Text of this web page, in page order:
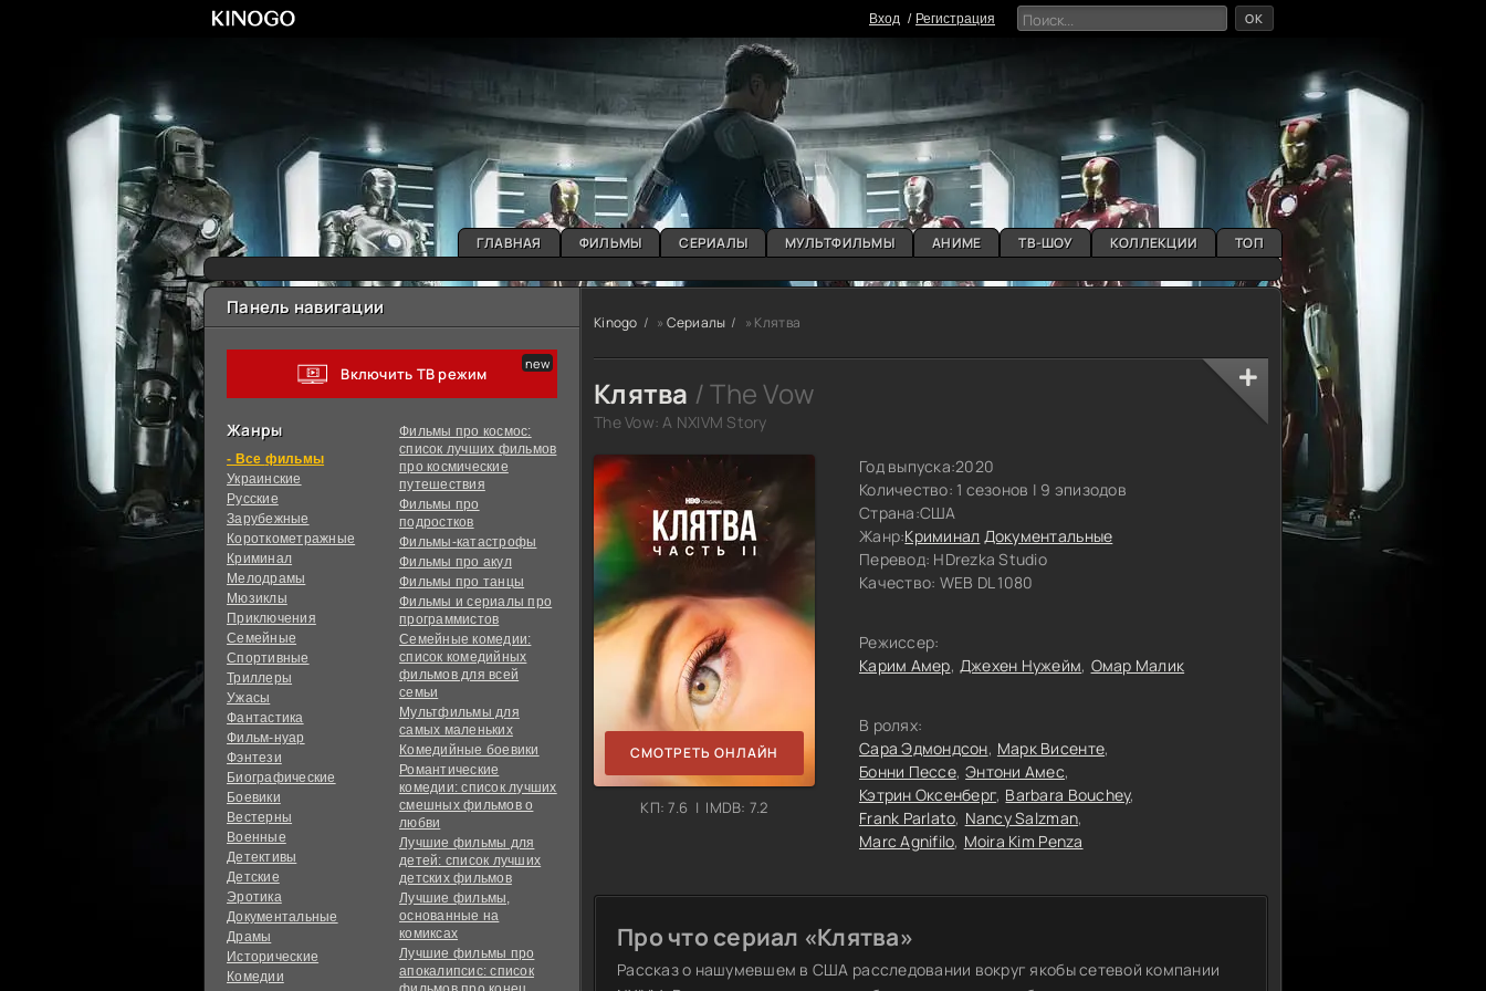
Вxoд Регистрация OK
ГЛАВНАЯ ФИЛЬМЫ СЕРИАЛЫ МУЛЬТФИЛЬМЫ АНИМЕ ТВ-ШОУ КОЛЛЕКЦИИ ТОП
Панель навигации
Включить ТВ режим
Жанры
фильмы
Украинcкие
Русские
Зарубежные
Короткометражные
Криминал
Мелодрамы
Мюзиклы
Приключения
Семейные
Спортивные
Триллеры
Ужасы
Фантастика
Фильм-нуар
Фэнтези
Биографические
Боевики
Вестерны
Военные
Детективы
Детские
Эротика
Документальные
Драмы
Исторические
Комедии
Фильмы про космос:
список лучших фильмов
про космические
путешествия
Фильмы про
подростков
Фильмы-катастрофы
Фильмы про акул
Фильмы про танцы
Фильмы и сериалы про
программистов
Семейные комедии:
список комедийных
фильмов для всей
семьи
Мультфильмы для
самых маленьких
Комедийные боевики
Романтические
комедии: список лучших
смешных фильмов о
любви
Лучшие фильмы для
детей: список лучших
детских фильмов
Лучшие фильмы,
основанные на
комиксах
Лучшие фильмы про
апокалипсис: список
Kinogo » Сериалы » Клятва
Клятва / The Vow
The Vow: A NXIVM Story
СМОТРЕТЬ ОНЛАЙН
КП: 7.6 | IMDB: 7.2
Год выпуска:2020
Количество: 1 сезонов | 9 эпизодов
Страна:США
Жанр:Криминал Документальные
Перевод: HDrezka Studio
Качество: WEB DL 1080
Режиссер:
Карим Амер Джехен Нужейм Омар Малик
В ролях:
Сара Эдмондсон Марк Висенте
Бонни Пессе Энтони Амес
Кэтрин Оксенберг Barbara Bouchey
Frank Parlato Nancy Salzman
Marc Agnifilo Moira Kim Penza
Про что сериал «Клятва»
Рассказ о нашумевшем в США расследовании вокруг якобы сетевой компании